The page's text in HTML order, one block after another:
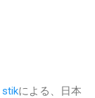
stikによる、日本